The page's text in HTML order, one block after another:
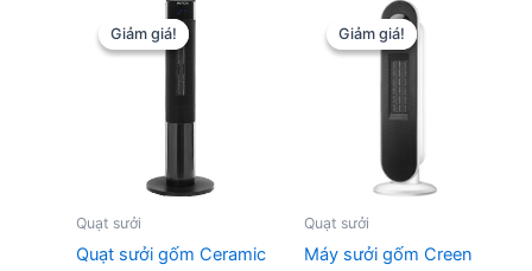
398.000 ₫.là:
361.000 ₫.
Giảm giá!
Giảm giá!
Quạt sưởi
Quạt sưởi gốm Ceramic
Giảm giá!
Giảm giá!
Quạt sưởi
Máy sưởi gốm Creen